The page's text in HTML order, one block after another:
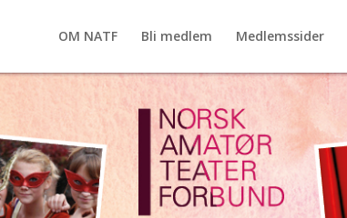
OM NATF Bli medlem Medlemssider